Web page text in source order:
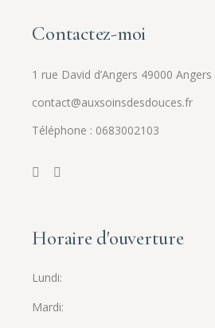
Contactez-moi
1 rue David d’Angers 49000 Angers
contact@auxsoinsdesdouces.fr
Téléphone : 0683002103
Horaire d'ouverture
Lundi
Mardi